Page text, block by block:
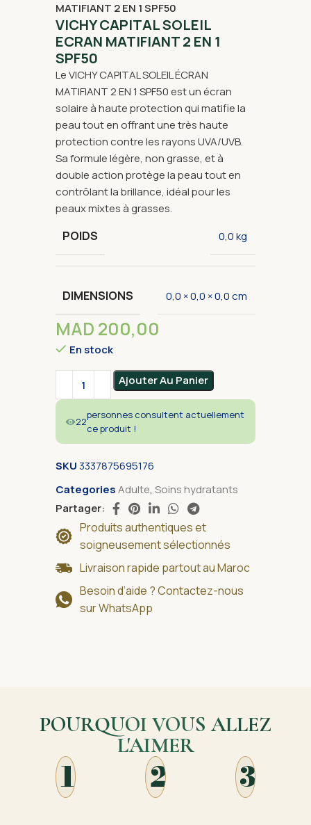
MATIFIANT 2 EN 1 SPF50
VICHY CAPITAL SOLEIL
ECRAN MATIFIANT 2 EN 1
SPF50
Le VICHY CAPITAL SOLEIL ÉCRAN
MATIFIANT 2 EN 1 SPF50 est un écran
solaire à haute protection qui matifie la
peau tout en offrant une très haute
protection contre les rayons UVA/UVB.
Sa formule légère, non grasse, et à
double action protège la peau tout en
contrôlant la brillance, idéal pour les
peaux mixtes à grasses.
POIDS 0,0 kg
DIMENSIONS 0,0 × 0,0 × 0,0 cm
MAD 200,00
En stock
Ajouter Au Panier
22
personnes consultent actuellement
ce produit !
SKU3337875695176
CategoriesAdulte, Soins hydratants
Partager:
Produits authentiques et
soigneusement sélectionnés
Livraison rapide partout au Maroc
Besoin d’aide ? Contactez-nous
sur WhatsApp
POURQUOI VOUS ALLEZ
L'AIMER
1 2 3